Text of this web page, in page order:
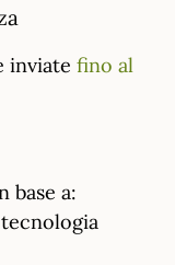
inviate fino al
base a: